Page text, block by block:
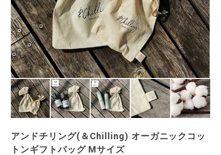
アンドチリング(＆Chilling) オーガニックコッ
トンギフトバッグ Mサイズ